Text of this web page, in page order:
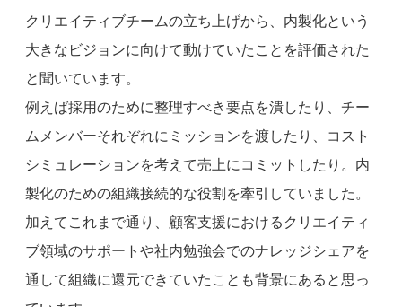
クリエイティブチームの立ち上げから、内製化という
大きなビジョンに向けて動けていたことを評価された
と聞いています。
例えば採用のために整理すべき要点を潰したり、チー
ムメンバーそれぞれにミッションを渡したり、コスト
シミュレーションを考えて売上にコミットしたり。内
製化のための組織接続的な役割を牽引していました。
加えてこれまで通り、顧客支援におけるクリエイティ
ブ領域のサポートや社内勉強会でのナレッジシェアを
通して組織に還元できていたことも背景にあると思っ